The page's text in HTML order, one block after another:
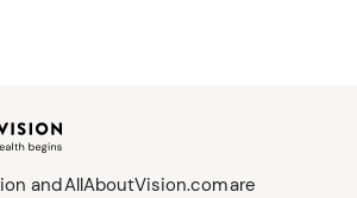
and AllAboutVision.com are